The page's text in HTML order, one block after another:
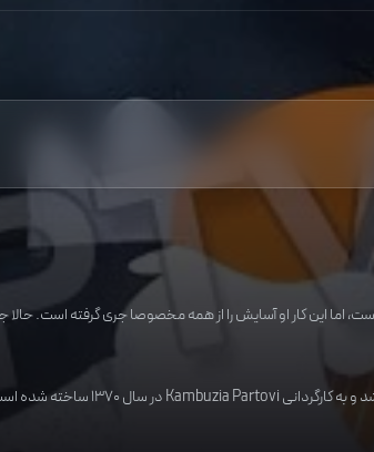
اما این کار او آسایش را از همه مخصوصا جری گرفته است.
و به کارگردانیKambuzia Partoviدر سال1370ساخته شده